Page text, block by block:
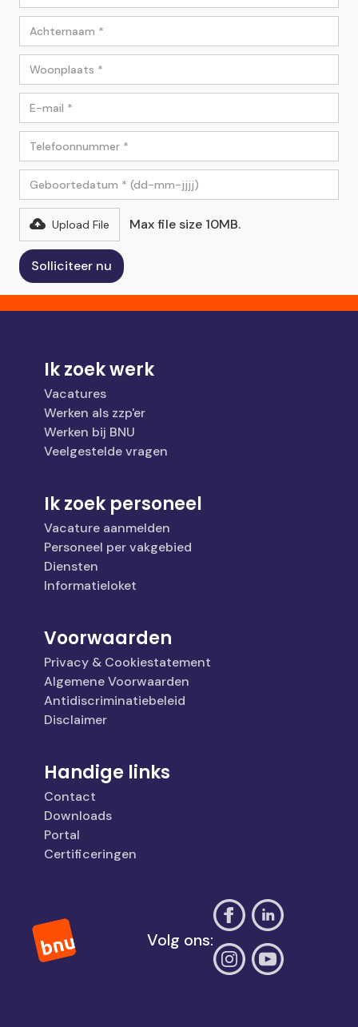
Upload File Max file size 10MB.
Ik zoek werk
Vacatures
Werken als zzp'er
Werken bij BNU
Veelgestelde vragen
Ik zoek personeel
Vacature aanmelden
Personeel per vakgebied
Diensten
Informatieloket
Voorwaarden
Privacy & Cookiestatement
Algemene Voorwaarden
Antidiscriminatiebeleid
Disclaimer
Handige links
Contact
Downloads
Portal
Certificeringen
Volg ons: